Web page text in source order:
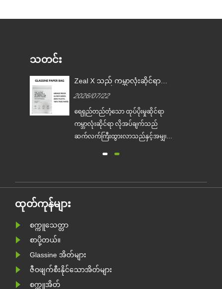
သတင်း
တစ်
Zeal X သည် ကမ္ဘာလုံးဆိုင်ရာ
သုံး ပလတ်စတစ်ထုပ်ပိုးခြင်းကို
အစားထိုးရာတွင် ကူညီရန်အတွက်
စိတ်ကြိုက် Glassine စက္ကူအိတ်
များကို စတင်ထုတ်လုပ်ခဲ့သည်
2026/07/22
ရေရှည်တည်တံ့သော ထုပ်ပိုးမှုဆိုင်ရာ
ကမ္ဘာလုံးဆိုင်ရာ လိုအပ်ချက်သည်
ဆက်လက်ကြီးထွားလာသည်နှင့်အမျှ၊ ပ
Glassine Paper Bag စီးရီးကို တရားဝင်
ထုတ်ကုန်များ
စက္ကူသေတ္တာ
စာပို့တယ်။
Glassine အိတ်များ
ဇီဝဖျက်စီးနိုင်သောအိတ်များ
စက္ကူအိတ်